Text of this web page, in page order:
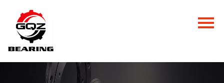
Главная
Продукция
Новости